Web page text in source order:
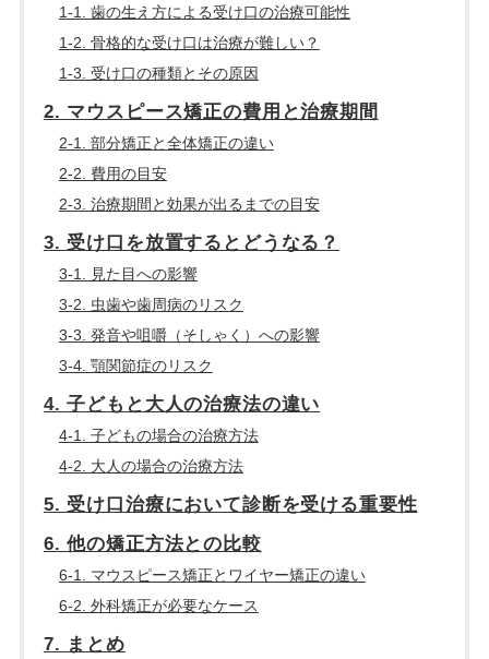
1-1. 歯の生え方による受け口の治療可能性
1-2. 骨格的な受け口は治療が難しい？
1-3. 受け口の種類とその原因
2. マウスピース矯正の費用と治療期間
2-1. 部分矯正と全体矯正の違い
2-2. 費用の目安
2-3. 治療期間と効果が出るまでの目安
3. 受け口を放置するとどうなる？
3-1. 見た目への影響
3-2. 虫歯や歯周病のリスク
3-3. 発音や咀嚼（そしゃく）への影響
3-4. 顎関節症のリスク
4. 子どもと大人の治療法の違い
4-1. 子どもの場合の治療方法
4-2. 大人の場合の治療方法
5. 受け口治療において診断を受ける重要性
6. 他の矯正方法との比較
6-1. マウスピース矯正とワイヤー矯正の違い
6-2. 外科矯正が必要なケース
7. まとめ